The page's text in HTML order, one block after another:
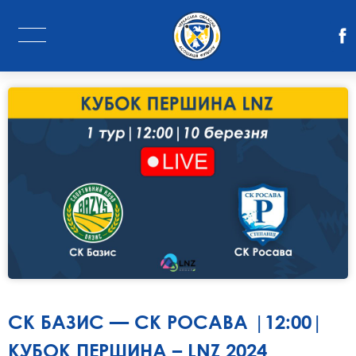
СК БАЗИС — СК РОСАВА |12:00|
КУБОК ПЕРШИНА – LNZ 2024